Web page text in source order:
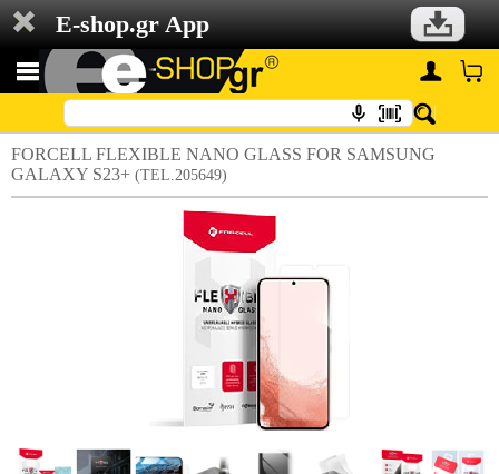
E-shop.gr App
FORCELL FLEXIBLE NANO GLASS FOR SAMSUNG
GALAXY S23+ (TEL.205649)